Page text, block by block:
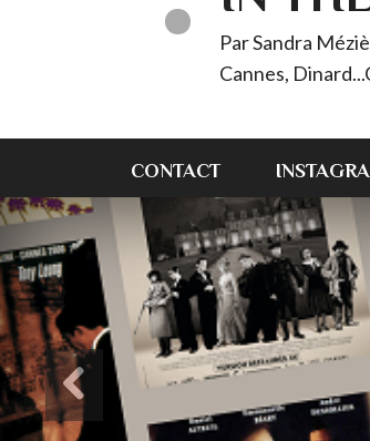
Par Sandra
Cannes,
CONTACT